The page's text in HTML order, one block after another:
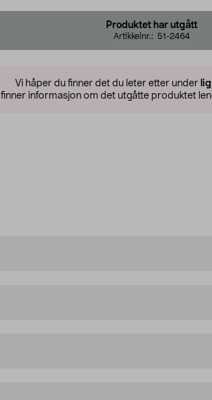
Produktet har utgått
Artikkelnr.: 51-2464
Vi håper du finner det du leter etter under
finner informasjon om det utgåtte produktet